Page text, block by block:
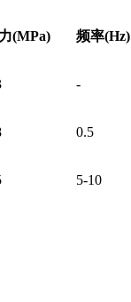
(MPa) 频率(Hz)
-
0.5
5-10